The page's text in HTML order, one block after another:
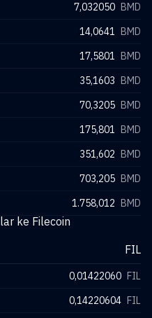
7,032050 BMD
14,0641 BMD
17,5801 BMD
35,1603 BMD
70,3205 BMD
175,801 BMD
351,602 BMD
703,205 BMD
1.758,012 BMD
ke Filecoin
FIL
0,01422060 FIL
0,14220604 FIL